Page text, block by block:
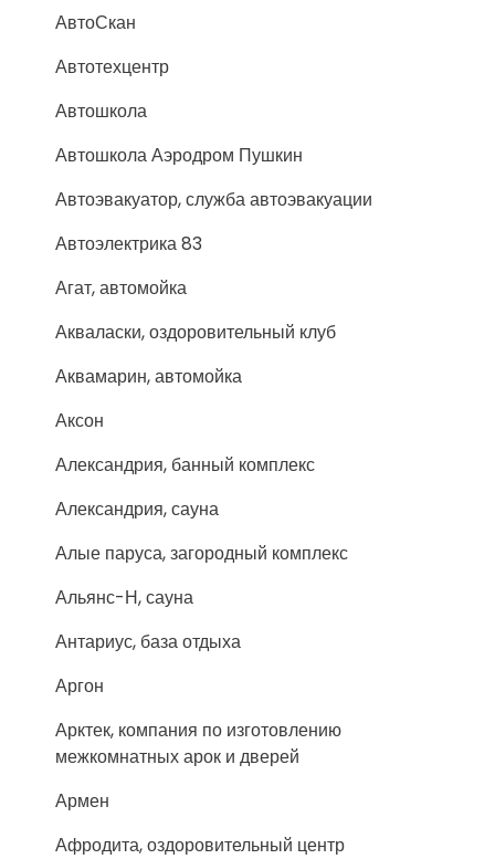
АвтоСкан
Автотехцентр
Автошкола
Автошкола Аэродром Пушкин
Автоэвакуатор, служба автоэвакуации
Автоэлектрика 83
Агат, автомойка
Акваласки, оздоровительный клуб
Аквамарин, автомойка
Аксон
Александрия, банный комплекс
Александрия, сауна
Алые паруса, загородный комплекс
Альянс-Н, сауна
Антариус, база отдыха
Аргон
Арктек, компания по изготовлению
межкомнатных арок и дверей
Армен
Афродита, оздоровительный центр